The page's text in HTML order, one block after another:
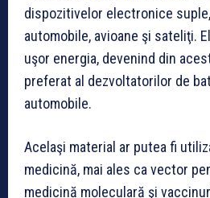
dispozitivelor electronice
automobile, avioane şi sateliţi.
uşor energia, devenind din
preferat al dezvoltatorilor de
automobile.
Acelaşi material ar putea fi
medicină, mai ales ca vector
medicină moleculară şi